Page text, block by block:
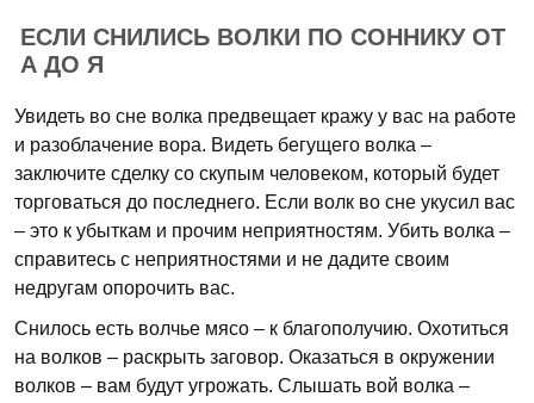
ЕСЛИ СНИЛИСЬ ВОЛКИ ПО СОННИКУ ОТ
А ДО Я
Увидеть во сне волка предвещает кражу у вас на работе
и разоблачение вора. Видеть бегущего волка –
заключите сделку со скупым человеком, который будет
торговаться до последнего. Если волк во сне укусил вас
– это к убыткам и прочим неприятностям. Убить волка –
справитесь с неприятностями и не дадите своим
недругам опорочить вас.
Снилось есть волчье мясо – к благополучию. Охотиться
на волков – раскрыть заговор. Оказаться в окружении
волков – вам будут угрожать. Слышать вой волка –